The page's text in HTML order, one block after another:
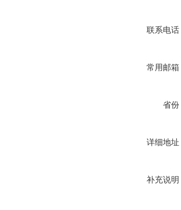
联系电话
常用邮箱
省份
详细地址
补充说明